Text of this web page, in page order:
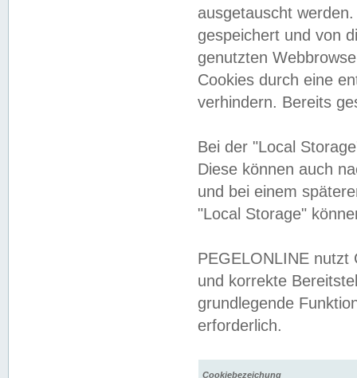
ausgetauscht
gespeichert und von
genutzten
Cookies durch eine
verhindern. Bereits
Bei der "Local
Diese können auch
und bei einem
"Local Storage"
PEGELONLINE nutzt
und korrekte
grundlegende
erforderlich.
Cookiebezeichung